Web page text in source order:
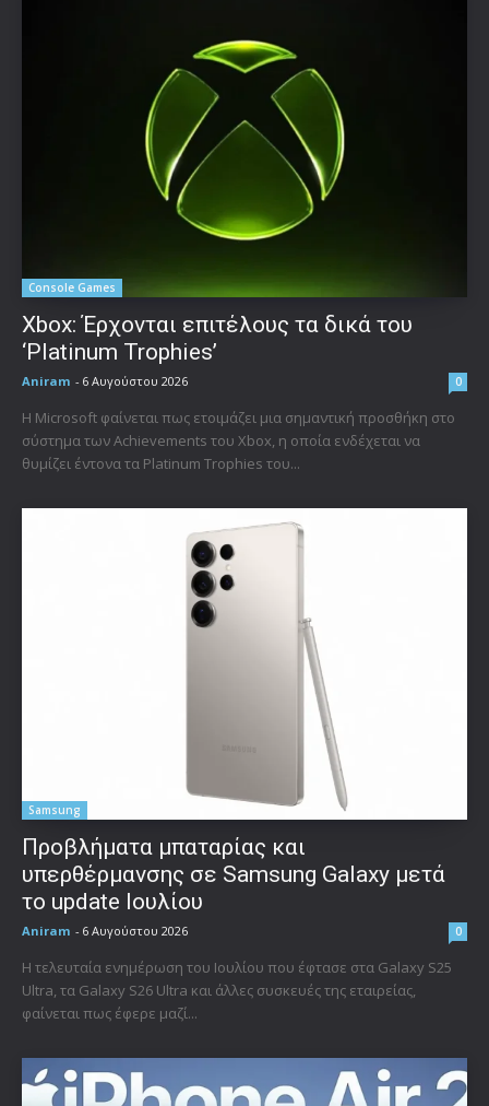
Console Games
Xbox: Έρχονται επιτέλους τα δικά του
‘Platinum Trophies’
Aniram - 6 Αυγούστου 2026 0
Η Microsoft φαίνεται πως ετοιμάζει μια σημαντική προσθήκη στο
σύστημα των Achievements του Xbox, η οποία ενδέχεται να
θυμίζει έντονα τα Platinum Trophies του...
Samsung
Προβλήματα μπαταρίας και
υπερθέρμανσης σε Samsung Galaxy μετά
το update Ιουλίου
Aniram - 6 Αυγούστου 2026 0
Η τελευταία ενημέρωση του Ιουλίου που έφτασε στα Galaxy S25
Ultra, τα Galaxy S26 Ultra και άλλες συσκευές της εταιρείας,
φαίνεται πως έφερε μαζί...